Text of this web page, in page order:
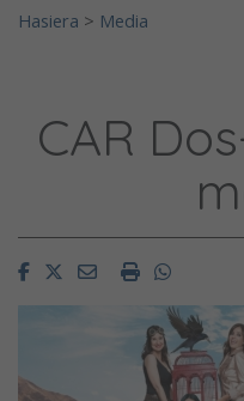
Hasiera > Media
CAR
FacebookTwitterEmailImprimir